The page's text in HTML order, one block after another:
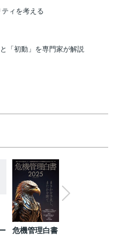
ィを考える
「初動」を専門家が解説
危機管理白書